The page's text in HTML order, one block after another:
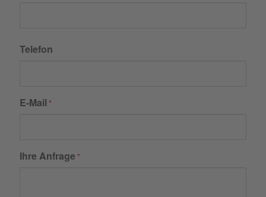
Telefon
E-Mail *
Ihre Anfrage *